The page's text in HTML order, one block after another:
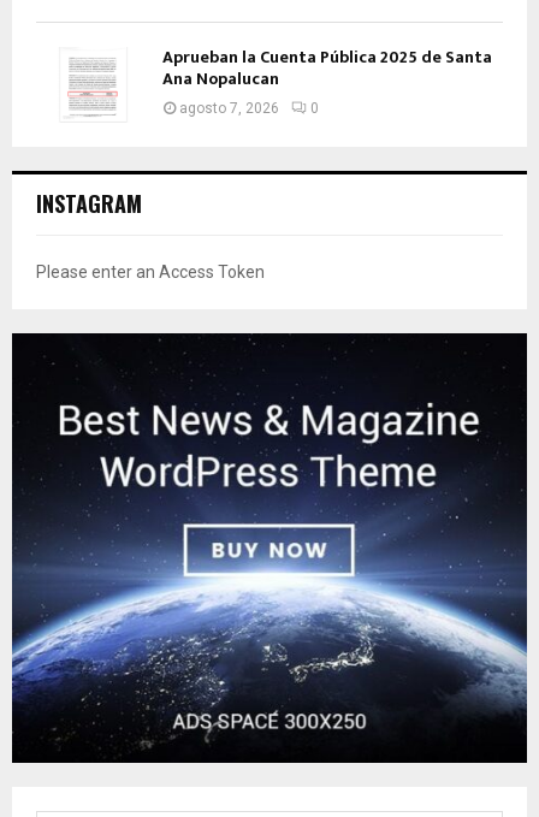
Aprueban la Cuenta Pública 2025 de Santa
Ana Nopalucan
agosto 7, 2026 0
INSTAGRAM
Please enter an Access Token